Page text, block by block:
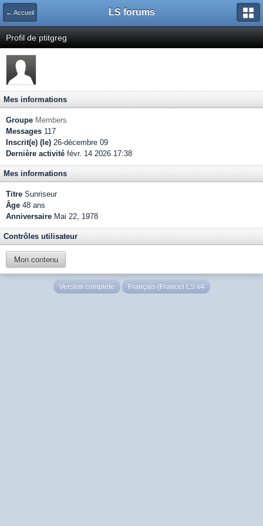
← Accueil LS forums
Profil de ptitgreg
Mes informations
Groupe Members
Messages 117
Inscrit(e) (le) 26-décembre 09
Dernière activité févr. 14 2026 17:38
Mes informations
Titre Sunriseur
Âge 48 ans
Anniversaire Mai 22, 1978
Contrôles utilisateur
Mon contenu
Version complète Français (France) LS v4